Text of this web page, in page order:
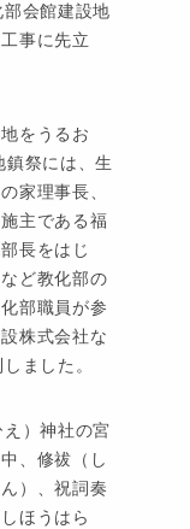
会館建設地
事に先立
をうるお
鎮祭には、生
家理事長、
主である福
長をはじ
ど教化部の
部職員が参
株式会社な
ました。
）神社の宮
、修祓（し
）、祝詞奏
ほうはら